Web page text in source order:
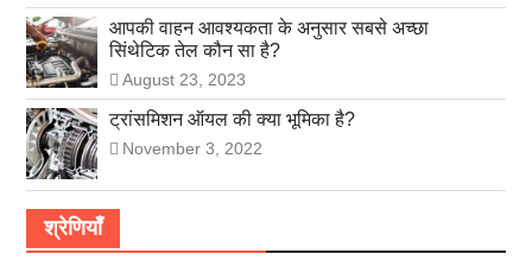
आपकी वाहन आवश्यकता के अनुसार सबसे अच्छा
सिंथेटिक तेल कौन सा है?
August 23, 2023
ट्रांसमिशन ऑयल की क्या भूमिका है?
November 3, 2022
श्रेणियाँ